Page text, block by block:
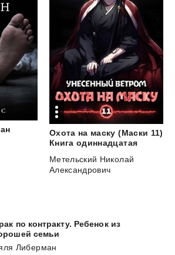
Охота на маску (Маски 11)
Книга одиннадцатая
Метельский Николай
Александрович
по контракту. Ребенок из
семьи
Либерман